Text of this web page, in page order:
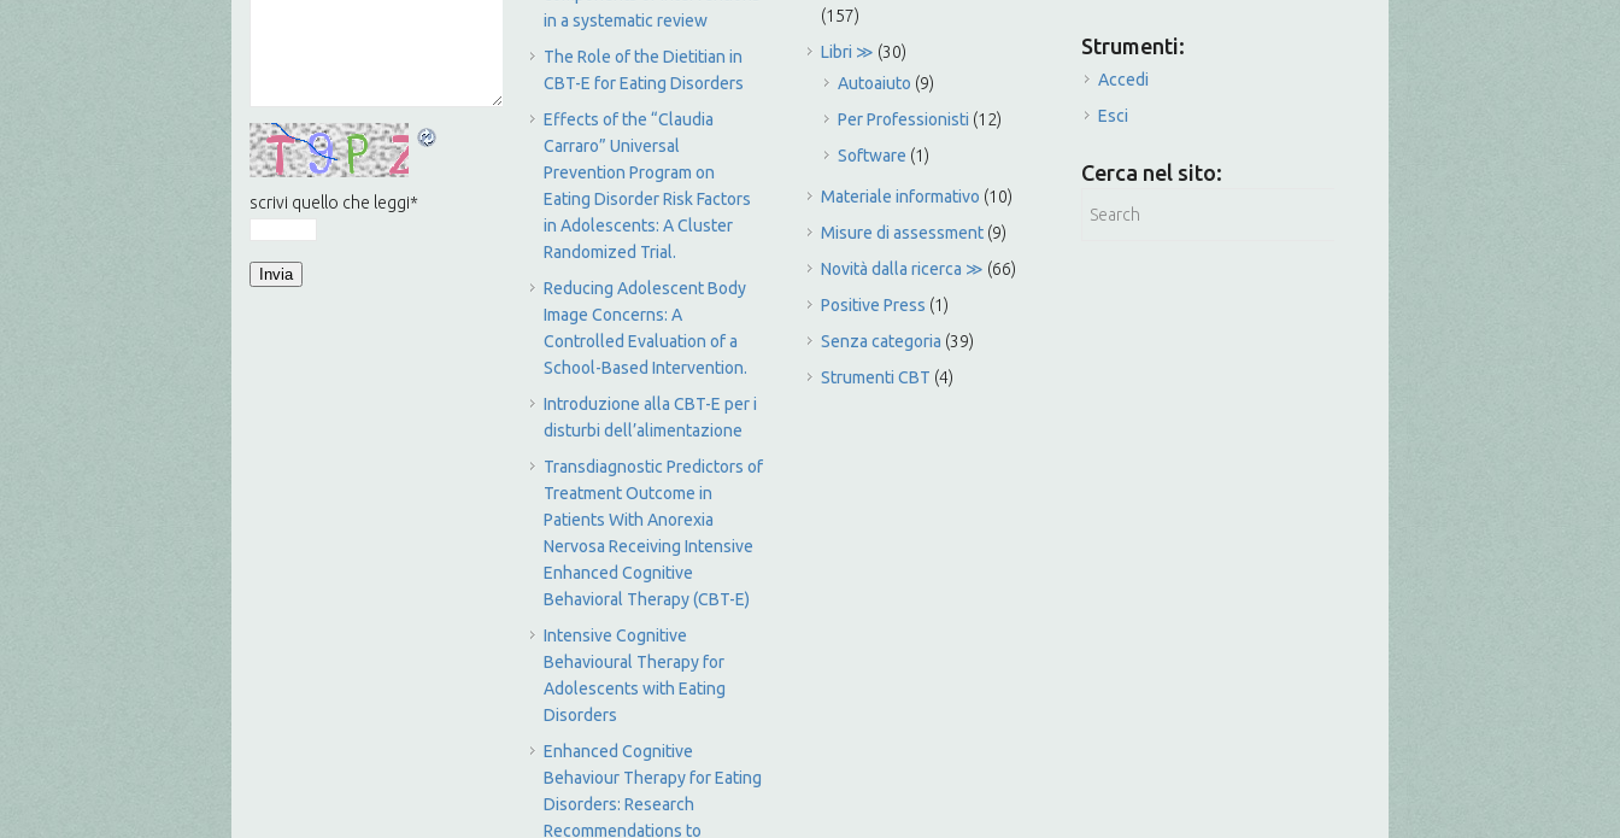
scrivi quello che leggi*
in a systematic review
The Role of the Dietitian in
CBT-E for Eating Disorders
Effects of the “Claudia
Carraro” Universal
Prevention Program on
Eating Disorder Risk Factors
in Adolescents: A Cluster
Randomized Trial.
Reducing Adolescent Body
Image Concerns: A
Controlled Evaluation of a
School-Based Intervention.
Introduzione alla CBT-E per i
disturbi dell’alimentazione
Transdiagnostic Predictors of
Treatment Outcome in
Patients With Anorexia
Nervosa Receiving Intensive
Enhanced Cognitive
Behavioral Therapy (CBT-E)
Intensive Cognitive
Behavioural Therapy for
Adolescents with Eating
Disorders
Enhanced Cognitive
Behaviour Therapy for Eating
Disorders: Research
Recommendations to
(157)
Libri ≫ (30)
Autoaiuto (9)
Per Professionisti (12)
Software (1)
Materiale informativo (10)
Misure di assessment (9)
Novità dalla ricerca ≫ (66)
Positive Press (1)
Senza categoria (39)
Strumenti CBT (4)
Strumenti:
Accedi
Esci
Cerca nel sito: